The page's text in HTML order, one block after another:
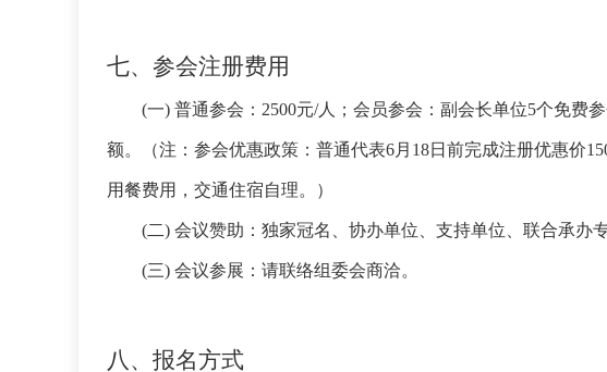
七、参会注册费用
(一) 普通参会：2500元/人；会员参会：副会长单位5个免费
额。（注：参会优惠政策：普通代表6月18日前完成注册优惠价
用餐费用，交通住宿自理。）
(二) 会议赞助：独家冠名、协办单位、支持单位、联合承办
(三) 会议参展：请联络组委会商洽。
八、报名方式